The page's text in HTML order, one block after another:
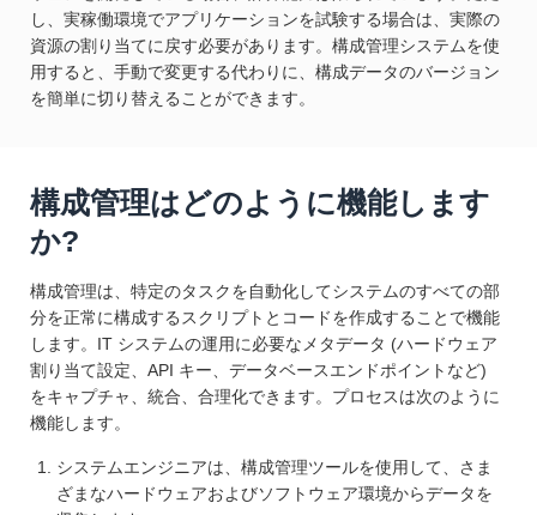
し、実稼働環境でアプリケーションを試験する場合は、実際の
資源の割り当てに戻す必要があります。構成管理システムを使
用すると、手動で変更する代わりに、構成データのバージョン
を簡単に切り替えることができます。
構成管理はどのように機能します
か?
構成管理は、特定のタスクを自動化してシステムのすべての部
分を正常に構成するスクリプトとコードを作成することで機能
します。IT システムの運用に必要なメタデータ (ハードウェア
割り当て設定、API キー、データベースエンドポイントなど)
をキャプチャ、統合、合理化できます。プロセスは次のように
機能します。
システムエンジニアは、構成管理ツールを使用して、さま
ざまなハードウェアおよびソフトウェア環境からデータを